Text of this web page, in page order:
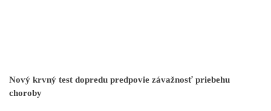
Nový krvný test dopredu predpovie závažnosť priebehu
choroby